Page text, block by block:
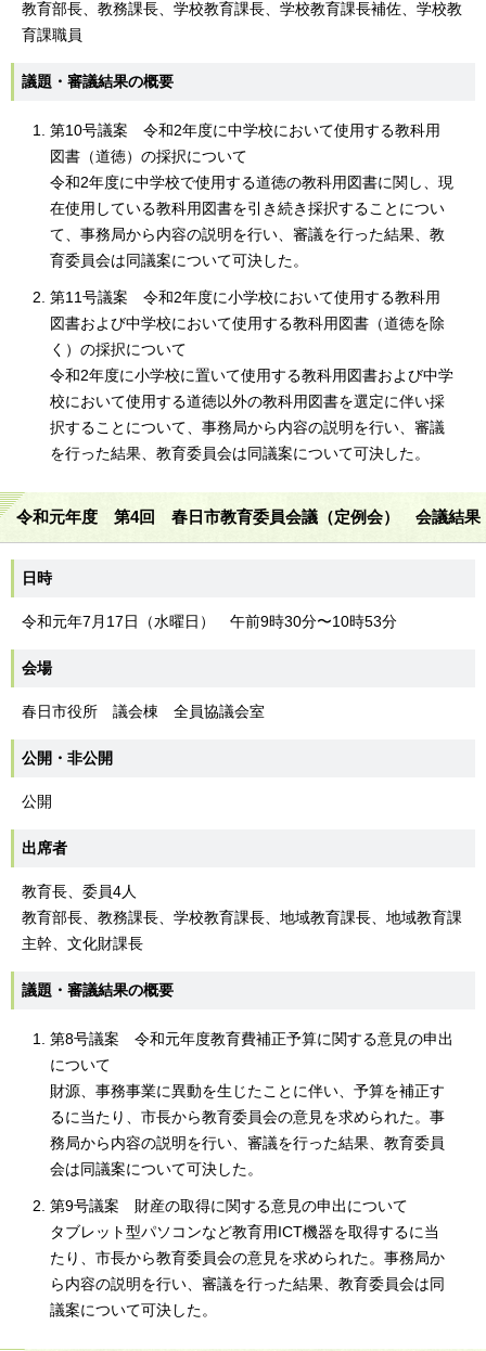
教育部長、教務課長、学校教育課長、学校教育課長補佐、学校教
育課職員
議題・審議結果の概要
第10号議案 令和2年度に中学校において使用する教科用
図書（道徳）の採択について
令和2年度に中学校で使用する道徳の教科用図書に関し、現
在使用している教科用図書を引き続き採択することについ
て、事務局から内容の説明を行い、審議を行った結果、教
育委員会は同議案について可決した。
第11号議案 令和2年度に小学校において使用する教科用
図書および中学校において使用する教科用図書（道徳を除
く）の採択について
令和2年度に小学校に置いて使用する教科用図書および中学
校において使用する道徳以外の教科用図書を選定に伴い採
択することについて、事務局から内容の説明を行い、審議
を行った結果、教育委員会は同議案について可決した。
令和元年度 第4回 春日市教育委員会議（定例会） 会議結果
日時
令和元年7月17日（水曜日） 午前9時30分〜10時53分
会場
春日市役所 議会棟 全員協議会室
公開・非公開
公開
出席者
教育長、委員4人
教育部長、教務課長、学校教育課長、地域教育課長、地域教育課
主幹、文化財課長
議題・審議結果の概要
第8号議案 令和元年度教育費補正予算に関する意見の申出
について
財源、事務事業に異動を生じたことに伴い、予算を補正す
るに当たり、市長から教育委員会の意見を求められた。事
務局から内容の説明を行い、審議を行った結果、教育委員
会は同議案について可決した。
第9号議案 財産の取得に関する意見の申出について
タブレット型パソコンなど教育用ICT機器を取得するに当
たり、市長から教育委員会の意見を求められた。事務局か
ら内容の説明を行い、審議を行った結果、教育委員会は同
議案について可決した。